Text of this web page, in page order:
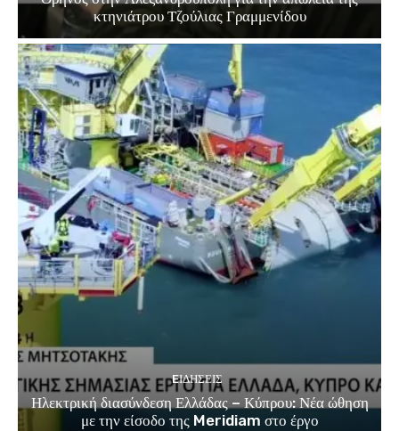
κτηνιάτρου Τζούλιας Γραμμενίδου
EΙΔΗΣΕΙΣ
Ηλεκτρική διασύνδεση Ελλάδας – Κύπρου: Νέα ώθηση
με την είσοδο της Meridiam στο έργο